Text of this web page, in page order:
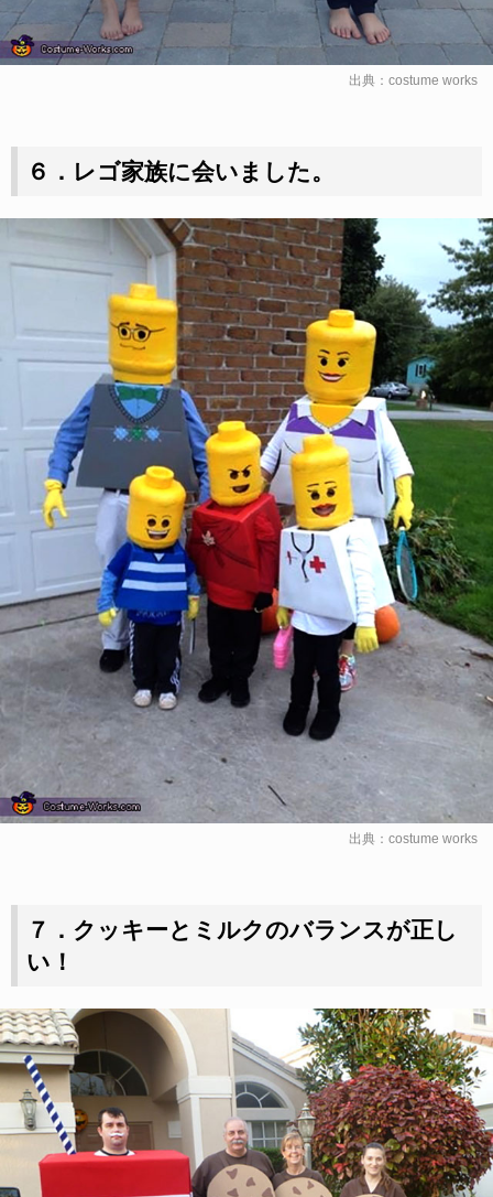
出典： costume works
６．レゴ家族に会いました。
出典： costume works
７．クッキーとミルクのバランスが正し
い！